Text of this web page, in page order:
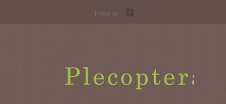
Follow us: